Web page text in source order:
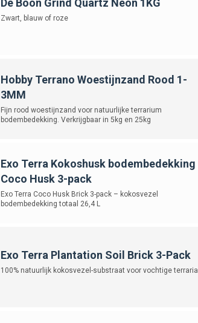
Zwart, blauw of roze
Hobby Terrano Woestijnzand Rood 1-
3MM
Fijn rood woestijnzand voor natuurlijke terrarium
bodembedekking. Verkrijgbaar in 5kg en 25kg
Exo Terra Kokoshusk bodembedekking
Coco Husk 3-pack
Exo Terra Coco Husk Brick 3-pack – kokosvezel
bodembedekking totaal 26,4 L
Exo Terra Plantation Soil Brick 3-Pack
100% natuurlijk kokosvezel-substraat voor vochtige terraria